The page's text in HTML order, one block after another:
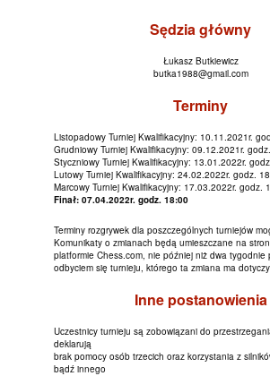
Sędzia główny
Łukasz Butkiewicz
butka1988@gmail.com
Terminy
Listopadowy Turniej Kwalifikacyjny: 10.11.2021r.
Grudniowy Turniej Kwalifikacyjny: 09.12.2021r.
Styczniowy Turniej Kwalifikacyjny: 13.01.2022r.
Lutowy Turniej Kwalifikacyjny: 24.02.2022r. godz.
Marcowy Turniej Kwalifikacyjny: 17.03.2022r. godz.
Finał: 07.04.2022r. godz. 18:00
Terminy rozgrywek dla poszczególnych turniejów
Komunikaty o zmianach będą umieszczane na
platformie Chess.com, nie później niż dwa tygodnie
odbyciem się turnieju, którego ta zmiana ma
Inne postanowienia
Uczestnicy turnieju są zobowiązani do
deklarują
brak pomocy osób trzecich oraz korzystania z
bądź innego